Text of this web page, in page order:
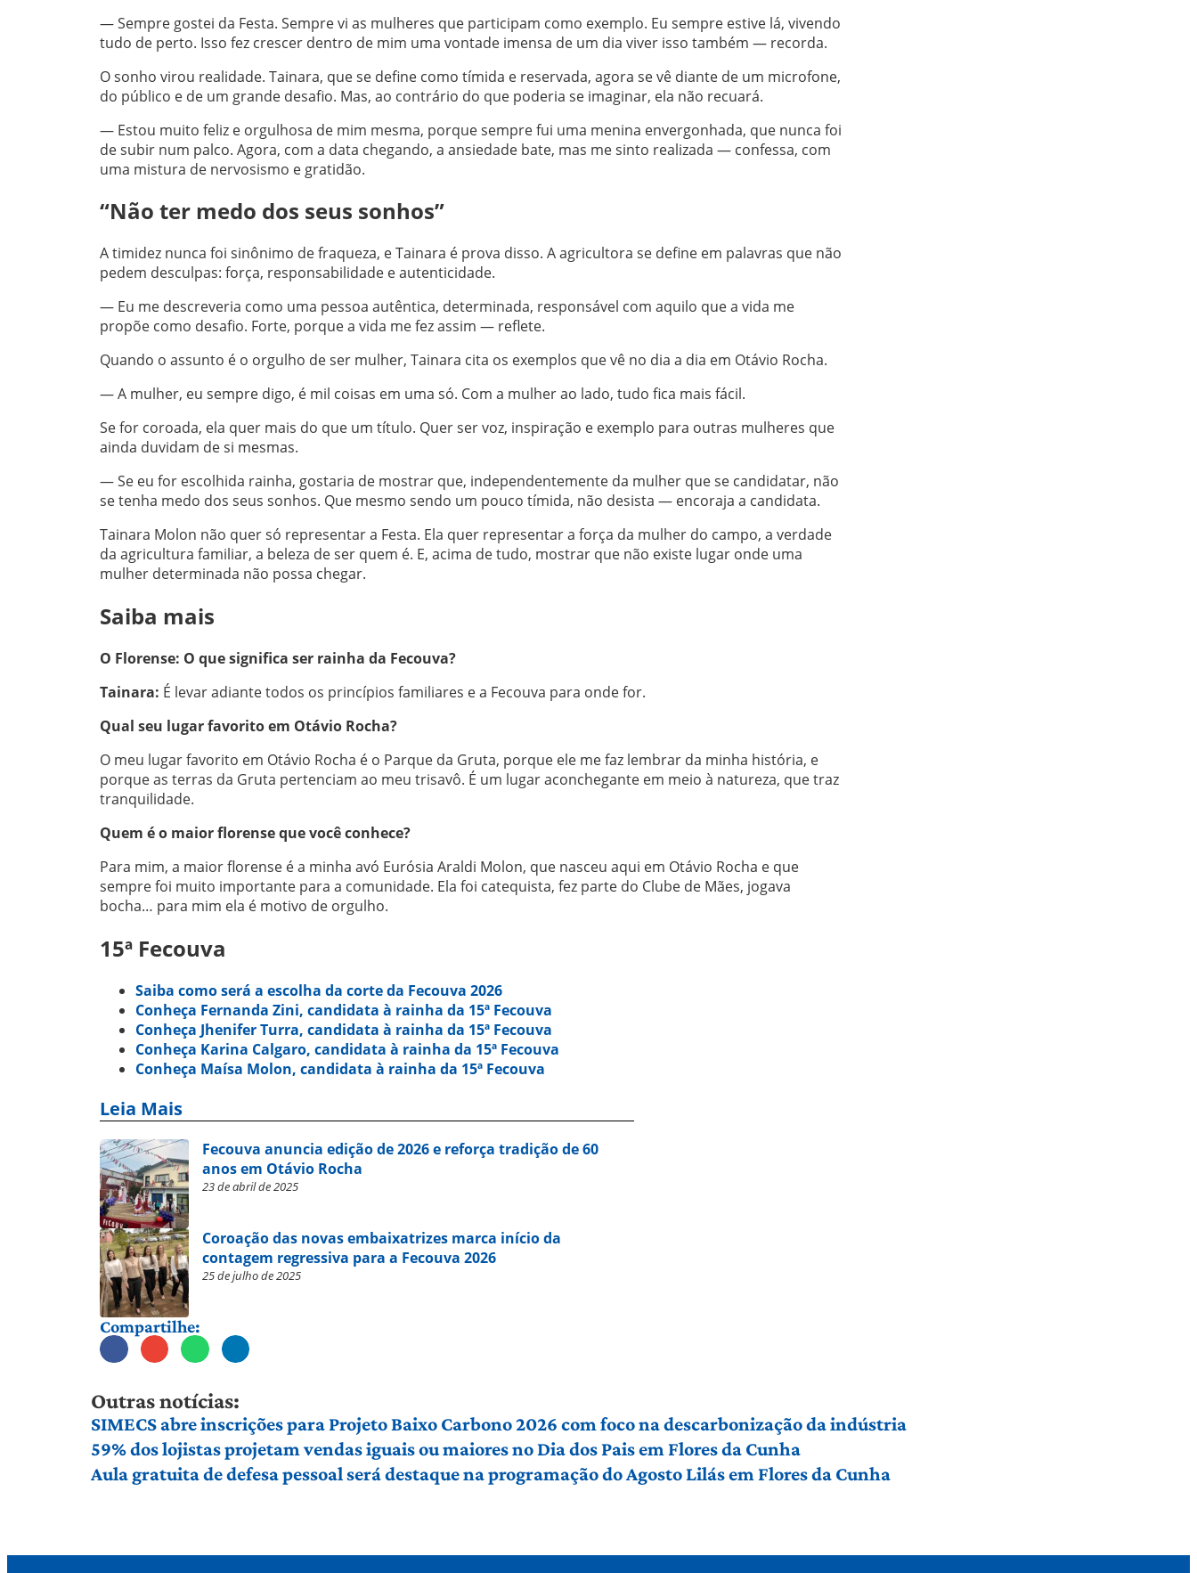
— Sempre gostei da Festa. Sempre vi as mulheres que participam como exemplo. Eu sempre estive lá, vivendo
tudo de perto. Isso fez crescer dentro de mim uma vontade imensa de um dia viver isso também — recorda.
O sonho virou realidade. Tainara, que se define como tímida e reservada, agora se vê diante de um microfone,
do público e de um grande desafio. Mas, ao contrário do que poderia se imaginar, ela não recuará.
— Estou muito feliz e orgulhosa de mim mesma, porque sempre fui uma menina envergonhada, que nunca foi
de subir num palco. Agora, com a data chegando, a ansiedade bate, mas me sinto realizada — confessa, com
uma mistura de nervosismo e gratidão.
“Não ter medo dos seus sonhos”
A timidez nunca foi sinônimo de fraqueza, e Tainara é prova disso. A agricultora se define em palavras que não
pedem desculpas: força, responsabilidade e autenticidade.
— Eu me descreveria como uma pessoa autêntica, determinada, responsável com aquilo que a vida me
propõe como desafio. Forte, porque a vida me fez assim — reflete.
Quando o assunto é o orgulho de ser mulher, Tainara cita os exemplos que vê no dia a dia em Otávio Rocha.
— A mulher, eu sempre digo, é mil coisas em uma só. Com a mulher ao lado, tudo fica mais fácil.
Se for coroada, ela quer mais do que um título. Quer ser voz, inspiração e exemplo para outras mulheres que
ainda duvidam de si mesmas.
— Se eu for escolhida rainha, gostaria de mostrar que, independentemente da mulher que se candidatar, não
se tenha medo dos seus sonhos. Que mesmo sendo um pouco tímida, não desista — encoraja a candidata.
Tainara Molon não quer só representar a Festa. Ela quer representar a força da mulher do campo, a verdade
da agricultura familiar, a beleza de ser quem é. E, acima de tudo, mostrar que não existe lugar onde uma
mulher determinada não possa chegar.
Saiba mais
O Florense: O que significa ser rainha da Fecouva?
Tainara: É levar adiante todos os princípios familiares e a Fecouva para onde for.
Qual seu lugar favorito em Otávio Rocha?
O meu lugar favorito em Otávio Rocha é o Parque da Gruta, porque ele me faz lembrar da minha história, e
porque as terras da Gruta pertenciam ao meu trisavô. É um lugar aconchegante em meio à natureza, que traz
tranquilidade.
Quem é o maior florense que você conhece?
Para mim, a maior florense é a minha avó Eurósia Araldi Molon, que nasceu aqui em Otávio Rocha e que
sempre foi muito importante para a comunidade. Ela foi catequista, fez parte do Clube de Mães, jogava
bocha… para mim ela é motivo de orgulho.
15ª Fecouva
Saiba como será a escolha da corte da Fecouva 2026
Conheça Fernanda Zini, candidata à rainha da 15ª Fecouva
Conheça Jhenifer Turra, candidata à rainha da 15ª Fecouva
Conheça Karina Calgaro, candidata à rainha da 15ª Fecouva
Conheça Maísa Molon, candidata à rainha da 15ª Fecouva
Leia Mais
Fecouva anuncia edição de 2026 e reforça tradição de 60
anos em Otávio Rocha
23 de abril de 2025
Coroação das novas embaixatrizes marca início da
contagem regressiva para a Fecouva 2026
25 de julho de 2025
Compartilhe:
Outras notícias:
SIMECS abre inscrições para Projeto Baixo Carbono 2026 com foco na descarbonização da indústria
59% dos lojistas projetam vendas iguais ou maiores no Dia dos Pais em Flores da Cunha
Aula gratuita de defesa pessoal será destaque na programação do Agosto Lilás em Flores da Cunha